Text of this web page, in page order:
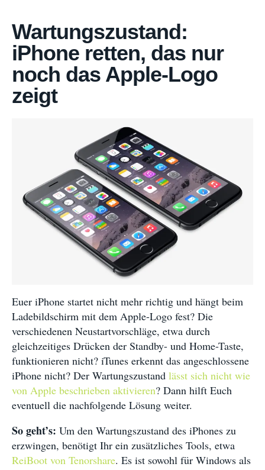
Wartungszustand:
iPhone retten, das nur
noch das Apple-Logo
zeigt
Euer iPhone startet nicht mehr richtig und hängt beim
Ladebildschirm mit dem Apple-Logo fest? Die
verschiedenen Neustartvorschläge, etwa durch
gleichzeitiges Drücken der Standby- und Home-Taste,
funktionieren nicht? iTunes erkennt das angeschlossene
iPhone nicht? Der Wartungszustand lässt sich nicht wie
von Apple beschrieben aktivieren? Dann hilft Euch
eventuell die nachfolgende Lösung weiter.
So geht’s: Um den Wartungszustand des iPhones zu
erzwingen, benötigt Ihr ein zusätzliches Tools, etwa
ReiBoot von Tenorshare. Es ist sowohl für Windows als